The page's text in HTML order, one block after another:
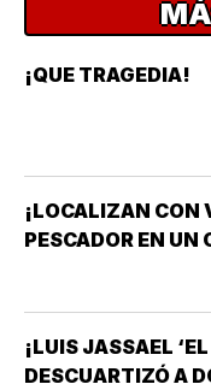
¡QUE TRAGEDIA!
¡LOCALIZAN CON
PESCADOR EN UN
¡LUIS JASSAEL
DESCUARTIZÓ A